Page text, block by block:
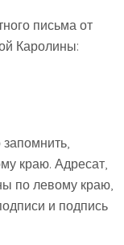
письма от
Каролины:
краю. Адресат,
по левому краю,
и подпись